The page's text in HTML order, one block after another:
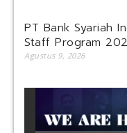
PT Bank Syariah
Staff Program
Agustus 9, 2026